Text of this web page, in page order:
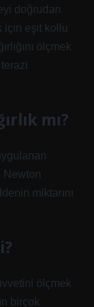
doğrudan
için eşit kollu
ölçmek
mı?
Newton
miktarını
ölçmek
birçok